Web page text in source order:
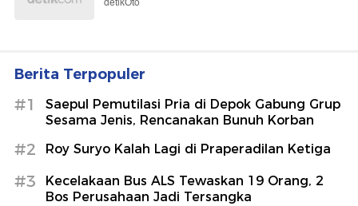
detikOto
Berita Terpopuler
#1
Saepul Pemutilasi Pria di Depok Gabung Grup
Sesama Jenis, Rencanakan Bunuh Korban
#2 Roy Suryo Kalah Lagi di Praperadilan Ketiga
#3
Kecelakaan Bus ALS Tewaskan 19 Orang, 2
Bos Perusahaan Jadi Tersangka